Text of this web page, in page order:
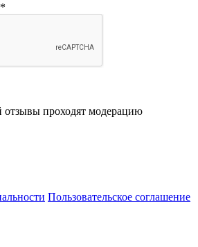
*
отзывы проходят модерацию
Пользовательское соглашение